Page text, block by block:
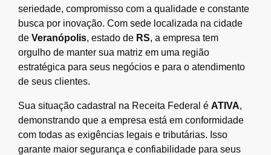
seriedade, compromisso com a qualidade e constante
busca por inovação. Com sede localizada na cidade
de Veranópolis, estado de RS, a empresa tem
orgulho de manter sua matriz em uma região
estratégica para seus negócios e para o atendimento
de seus clientes.
Sua situação cadastral na Receita Federal é ATIVA,
demonstrando que a empresa está em conformidade
com todas as exigências legais e tributárias. Isso
garante maior segurança e confiabilidade para seus